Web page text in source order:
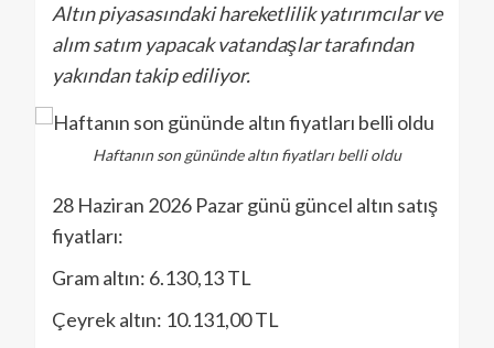
Altın piyasasındaki hareketlilik yatırımcılar ve
alım satım yapacak vatandaşlar tarafından
yakından takip ediliyor.
Haftanın son gününde altın fiyatları belli oldu
28 Haziran 2026 Pazar günü güncel altın satış
fiyatları:
Gram altın: 6.130,13 TL
Çeyrek altın: 10.131,00 TL